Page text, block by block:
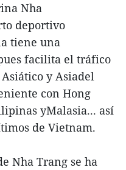
Nha
deportivo
tiene una
facilita el tráfico
y Asiadel
con Hong
yMalasia... así
de Vietnam.
Nha Trang se ha